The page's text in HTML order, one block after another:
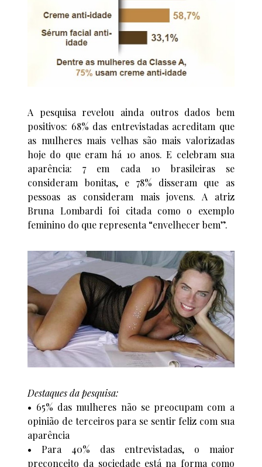
A pesquisa revelou ainda outros dados bem
positivos: 68% das entrevistadas acreditam que
as mulheres mais velhas são mais valorizadas
hoje do que eram há 10 anos. E celebram sua
aparência: 7 em cada 10 brasileiras se
consideram bonitas, e 78% disseram que as
pessoas as consideram mais jovens. A atriz
Bruna Lombardi foi citada como o exemplo
feminino do que representa “envelhecer bem”.
Destaques da pesquisa:
• 65% das mulheres não se preocupam com a
opinião de terceiros para se sentir feliz com sua
aparência
• Para 40% das entrevistadas, o maior
preconceito da sociedade está na forma como